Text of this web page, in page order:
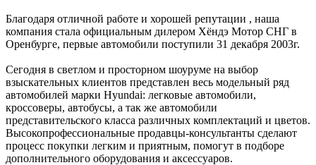
Благодаря отличной работе и хорошей репутации , наша
компания стала официальным дилером Хёндэ Мотор СНГ в
Оренбурге, первые автомобили поступили 31 декабря 2003г.
Сегодня в светлом и просторном шоуруме на выбор
взыскательных клиентов представлен весь модельный ряд
автомобилей марки Hyundai: легковые автомобили,
кроссоверы, автобусы, а так же автомобили
представительского класса различных комплектаций и цветов.
Высокопрофессиональные продавцы-консультанты сделают
процесс покупки легким и приятным, помогут в подборе
дополнительного оборудования и аксессуаров.